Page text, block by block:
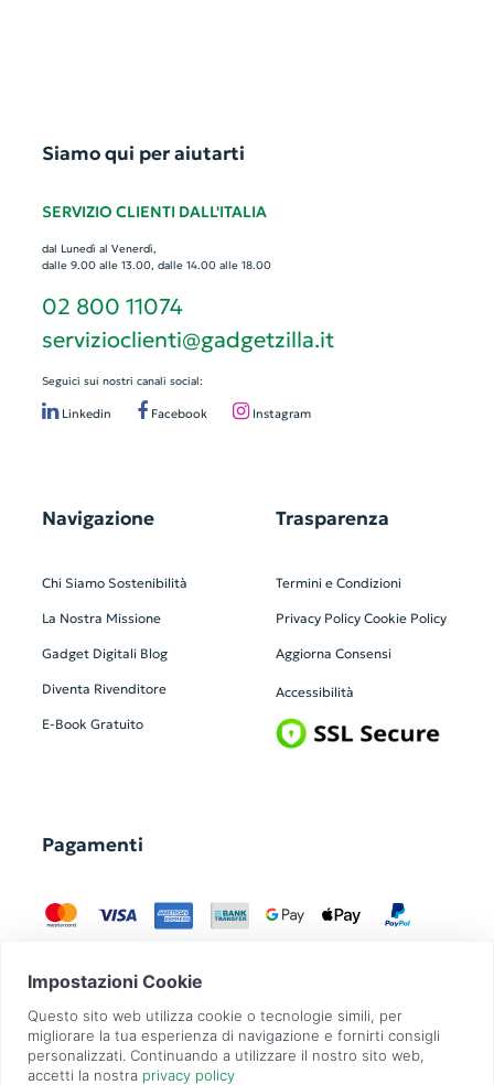
Siamo qui per aiutarti
SERVIZIO CLIENTI DALL'ITALIA
dal Lunedì al Venerdì,
dalle 9.00 alle 13.00, dalle 14.00 alle 18.00
02 800 11074
servizioclienti@gadgetzilla.it
Seguici sui nostri canali social:
Linkedin Facebook Instagram
Navigazione
Chi Siamo Sostenibilità
La Nostra Missione
Gadget Digitali Blog
Diventa Rivenditore
E-Book Gratuito
Trasparenza
Termini e Condizioni
Privacy Policy Cookie Policy
Aggiorna Consensi
Accessibilità
Pagamenti
GadgetZilla è un Brand di Overbi S.r.l.| realizzato conContit | © 2026 Tutti
i diritti riservati | P.IVA: 09351560967